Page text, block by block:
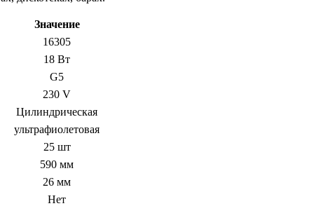
Значение
16305
18 Вт
G5
230 V
Цилиндрическая
ультрафиолетовая
25 шт
590 мм
26 мм
Нет